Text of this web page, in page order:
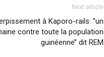
Next article
à Kaporo-rails: ‘’un
contre toute la population
guinéenne’’ dit REM